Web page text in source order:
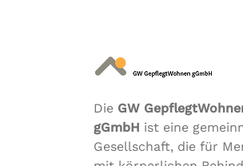
Die GW
gGmbH ist eine
Gesellschaft, die für